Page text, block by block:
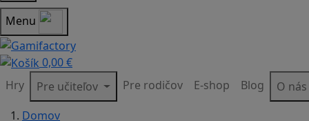
Menu
0,00 €
Hry
Pre učiteľov Pre rodičov E-shop Blog
O nás
Domov